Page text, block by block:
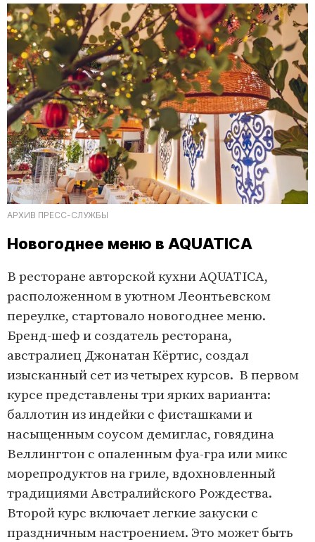
АРХИВ ПРЕСС-СЛУЖБЫ
Новогоднее меню в AQUATICA
В ресторане авторской кухни AQUATICA,
расположенном в уютном Леонтьевском
переулке, стартовало новогоднее меню.
Бренд-шеф и создатель ресторана,
австралиец Джонатан Кёртис, создал
изысканный сет из четырех курсов. В первом
курсе представлены три ярких варианта:
баллотин из индейки с фисташками и
насыщенным соусом демиглас, говядина
Веллингтон с опаленным фуа-гра или микс
морепродуктов на гриле, вдохновленный
традициями Австралийского Рождества.
Второй курс включает легкие закуски с
праздничным настроением. Это может быть